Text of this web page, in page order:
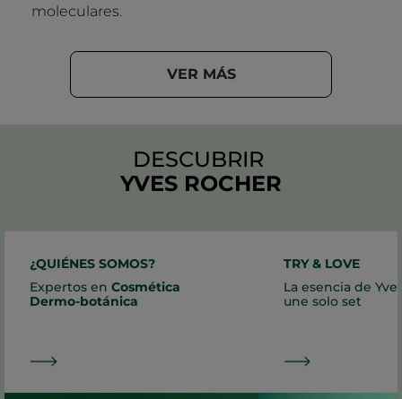
moleculares.
VER MÁS
DESCUBRIR
YVES ROCHER
¿QUIÉNES SOMOS?
Expertos en Cosmética
Dermo-botánica
TRY & LOVE
La esencia de
une solo set